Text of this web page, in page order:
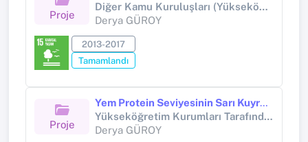
Proje
Diğer Kamu Kuruluşları (Yükseköğretim Kurumları Hariç) (Diğer kamu kuruluşları (Yükseköğretim Kurumları hariç))
Derya GÜROY
2013-2017
Tamamlandı
Proje
Yem Protein Seviyesinin Sarı Kuyruk Çiklit Türünün Pseudotropheusacei Büyüme Performansı ve Azot Boşaltımı Üzerine Etkileri
Yükseköğretim Kurumları Tarafından Destekli Bilimsel Araştırma Projesi (Yükseköğretim Kurumları tarafından destekli bilimsel araştırma projesi)
Derya GÜROY